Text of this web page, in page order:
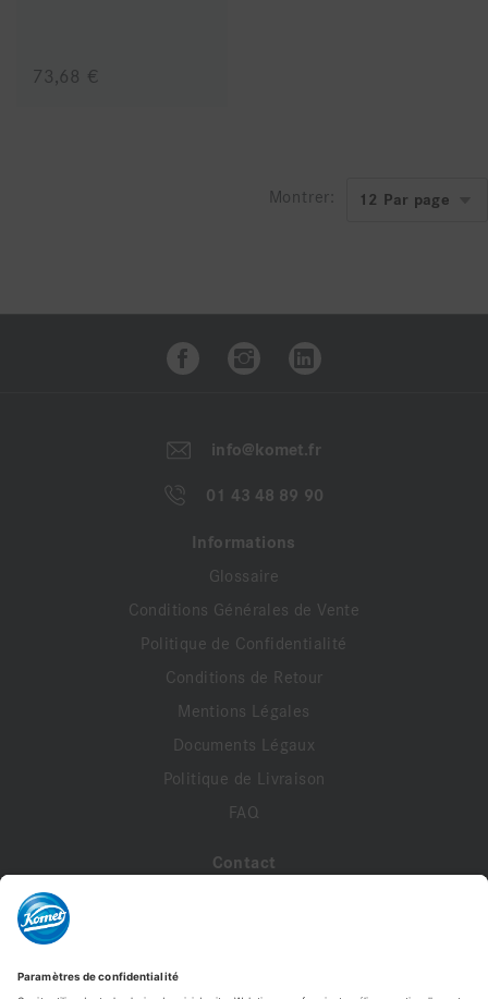
73,68 €
Montrer:
info@komet.fr
01 43 48 89 90
Informations
Glossaire
Conditions Générales de Vente
Politique de Confidentialité
Conditions de Retour
Mentions Légales
Documents Légaux
Politique de Livraison
FAQ
Contact